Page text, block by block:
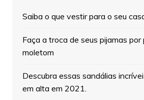
Saiba o que vestir para o seu
Faça a troca de seus pijamas por
moletom
Descubra essas sandálias
em alta em 2021.